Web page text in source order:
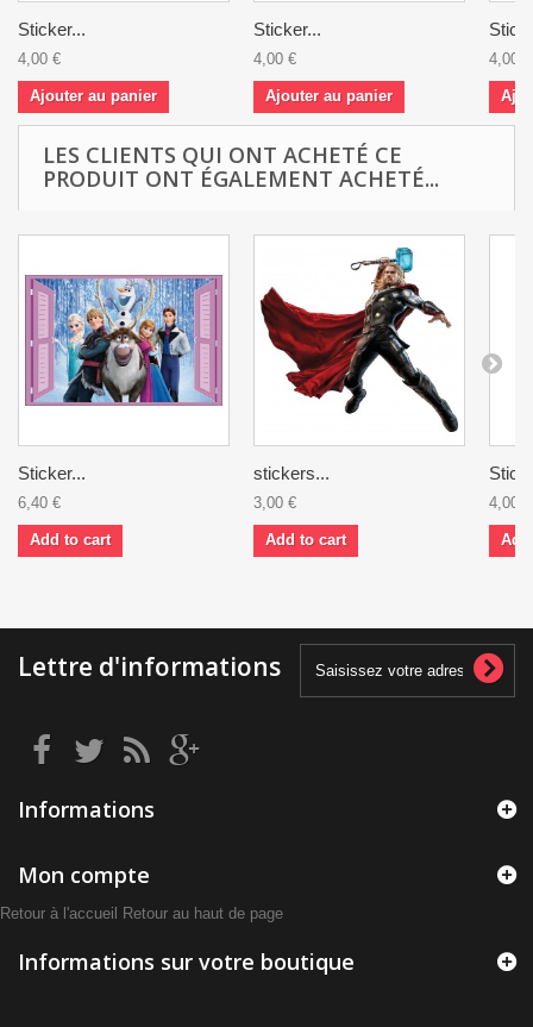
Sticker...
4,00 €
Ajouter au panier
Sticker...
4,00 €
Ajouter au panier
4,00 €
LES CLIENTS QUI ONT ACHETÉ CE
PRODUIT ONT ÉGALEMENT ACHETÉ...
Sticker...
6,40 €
Add to cart
stickers...
3,00 €
Add to cart
4,00 €
Lettre d'informations
Informations
Mon compte
Retour à l'accueil Retour au haut de page
Informations sur votre boutique